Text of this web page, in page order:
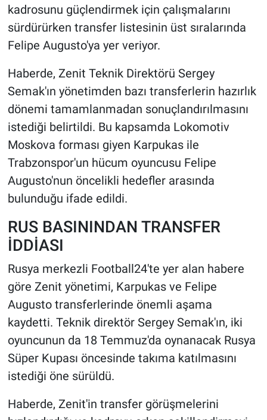
kadrosunu güçlendirmek için çalışmalarını
sürdürürken transfer listesinin üst sıralarında
Felipe Augusto'ya yer veriyor.
Haberde, Zenit Teknik Direktörü Sergey
Semak'ın yönetimden bazı transferlerin hazırlık
dönemi tamamlanmadan sonuçlandırılmasını
istediği belirtildi. Bu kapsamda Lokomotiv
Moskova forması giyen Karpukas ile
Trabzonspor'un hücum oyuncusu Felipe
Augusto'nun öncelikli hedefler arasında
bulunduğu ifade edildi.
RUS BASININDAN TRANSFER
İDDİASI
Rusya merkezli Football24'te yer alan habere
göre Zenit yönetimi, Karpukas ve Felipe
Augusto transferlerinde önemli aşama
kaydetti. Teknik direktör Sergey Semak'ın, iki
oyuncunun da 18 Temmuz'da oynanacak Rusya
Süper Kupası öncesinde takıma katılmasını
istediği öne sürüldü.
Haberde, Zenit'in transfer görüşmelerini
POLİTİKA
MAGAZİN
Bilim, Teknoloji